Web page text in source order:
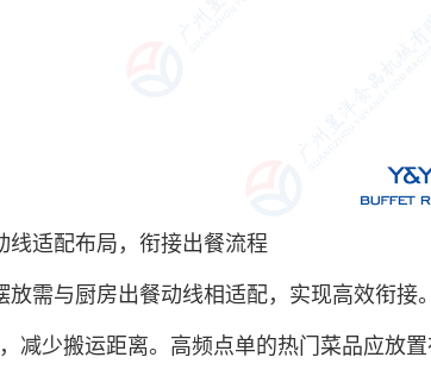
线适配布局，衔接出餐流程
放需与厨房出餐动线相适配，实现高效衔接。
减少搬运距离。高频点单的热门菜品应放